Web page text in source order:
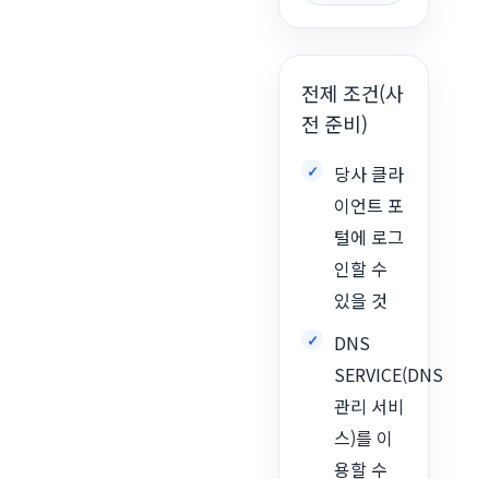
전제 조건(사
전 준비)
당사 클라
이언트 포
털에 로그
인할 수
있을 것
DNS
SERVICE(DNS
관리 서비
스)를 이
용할 수